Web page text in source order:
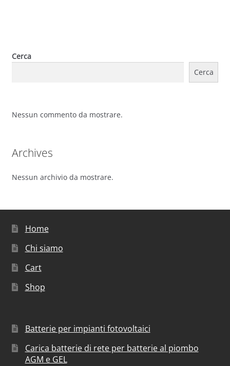
Cerca
Cerca
Nessun commento da mostrare.
Archives
Nessun archivio da mostrare.
Home
Chi siamo
Cart
Shop
Batterie per impianti fotovoltaici
Carica batterie di rete per batterie al piombo
AGM e GEL